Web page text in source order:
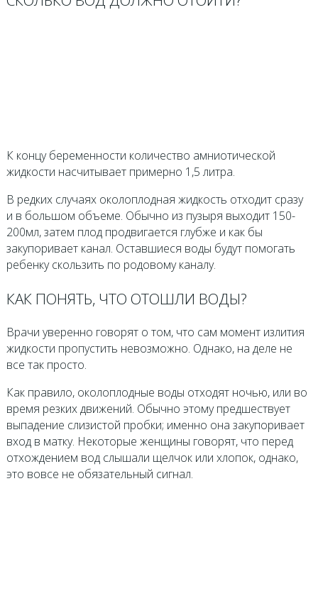
К концу беременности количество амниотической
жидкости насчитывает примерно 1,5 литра.
В редких случаях околоплодная жидкость отходит сразу
и в большом объеме. Обычно из пузыря выходит 150-
200мл, затем плод продвигается глубже и как бы
закупоривает канал. Оставшиеся воды будут помогать
ребенку скользить по родовому каналу.
КАК ПОНЯТЬ, ЧТО ОТОШЛИ ВОДЫ?
Врачи уверенно говорят о том, что сам момент излития
жидкости пропустить невозможно. Однако, на деле не
все так просто.
Как правило, околоплодные воды отходят ночью, или во
время резких движений. Обычно этому предшествует
выпадение слизистой пробки; именно она закупоривает
вход в матку. Некоторые женщины говорят, что перед
отхождением вод слышали щелчок или хлопок, однако,
это вовсе не обязательный сигнал.